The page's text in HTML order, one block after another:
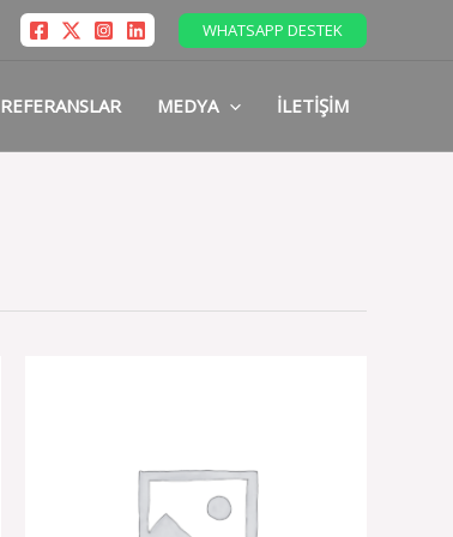
WHATSAPP DESTEK
REFERANSLAR MEDYA İLETIŞIM